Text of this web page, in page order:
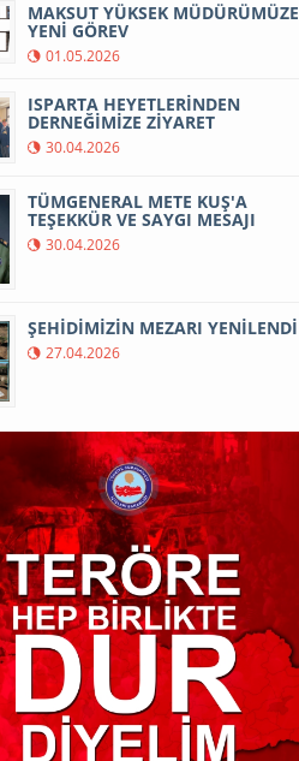
MAKSUT YÜKSEK MÜDÜRÜMÜZE
YENİ GÖREV
01.05.2026
ISPARTA HEYETLERİNDEN
DERNEĞİMİZE ZİYARET
30.04.2026
TÜMGENERAL METE KUŞ'A
TEŞEKKÜR VE SAYGI MESAJI
30.04.2026
ŞEHİDİMİZİN MEZARI YENİLENDİ
27.04.2026